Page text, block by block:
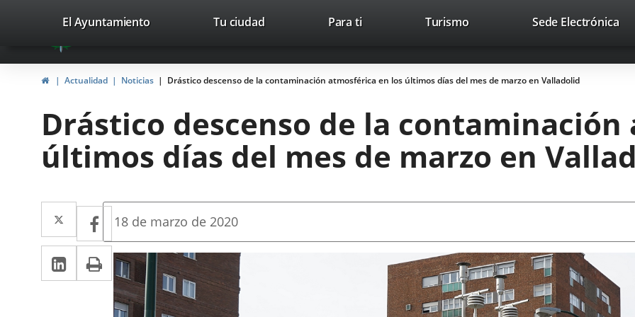
Portal
Web
del
Valladolid
avaTop Trabaja con nosotros Contacto
valladolid.es
El Ayuntamiento Tu ciudad Para ti TurismoThis
open
in
up
Sede ElectrónicaLink
HomeActualidad Noticias Drástico descenso de la contaminación atmosférica en los últimos días del mes de marzo en Valladolid
Drástico descenso de la
últimos días del mes de marzo en
Twitter
Enlace
a
una
aplicación
externa.
Facebook
Enlace
a
una
aplicación
Linkedin
Enlace
a
Print
Fecha
la
noticia
18 de marzo de 2020